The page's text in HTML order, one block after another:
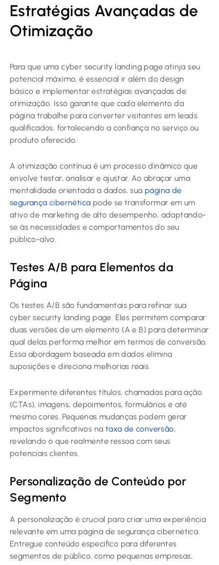
Estratégias Avançadas de
Otimização
Para que uma cyber security landing page atinja seu
potencial máximo, é essencial ir além do design
básico e implementar estratégias avançadas de
otimização. Isso garante que cada elemento da
página trabalhe para converter visitantes em leads
qualificados, fortalecendo a confiança no serviço ou
produto oferecido.
A otimização contínua é um processo dinâmico que
envolve testar, analisar e ajustar. Ao abraçar uma
mentalidade orientada a dados, sua página de
segurança cibernética pode se transformar em um
ativo de marketing de alto desempenho, adaptando-
se às necessidades e comportamentos do seu
público-alvo.
Testes A/B para Elementos da
Página
Os testes A/B são fundamentais para refinar sua
cyber security landing page. Eles permitem comparar
duas versões de um elemento (A e B) para determinar
qual delas performa melhor em termos de conversão.
Essa abordagem baseada em dados elimina
suposições e direciona melhorias reais.
Experimente diferentes títulos, chamadas para ação
(CTAs), imagens, depoimentos, formulários e até
mesmo cores. Pequenas mudanças podem gerar
impactos significativos na taxa de conversão,
revelando o que realmente ressoa com seus
potenciais clientes.
Personalização de Conteúdo por
Segmento
A personalização é crucial para criar uma experiência
relevante em uma página de segurança cibernética.
Entregue conteúdo específico para diferentes
segmentos de público, como pequenas empresas,